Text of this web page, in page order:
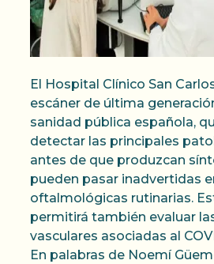
El Hospital Clínico San
escáner de última
sanidad pública española,
detectar las principales
antes de que produzcan
pueden pasar inadvertidas
oftalmológicas rutinarias.
permitirá también evaluar
vasculares asociadas al
En palabras de Noemí